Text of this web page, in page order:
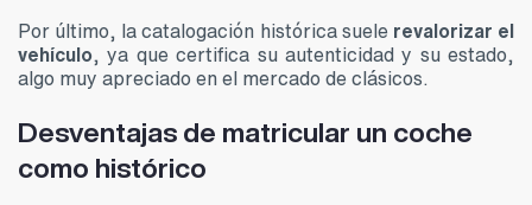
Por último, la catalogación histórica suele revalorizar el
vehículo, ya que certifica su autenticidad y su estado,
algo muy apreciado en el mercado de clásicos.
Desventajas de matricular un coche
como histórico